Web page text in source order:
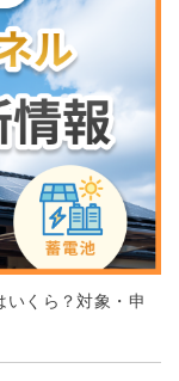
いくら？対象・申